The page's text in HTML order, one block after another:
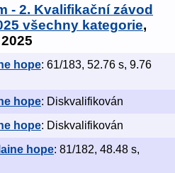
- 2. Kvalifikační závod
všechny kategorie,
hope: 61/183, 52.76 s, 9.76
hope: Diskvalifikován
hope: Diskvalifikován
hope: 81/182, 48.48 s,